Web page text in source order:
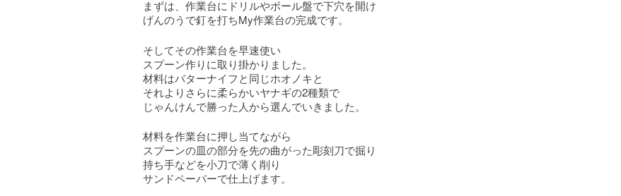
まずは、作業台にドリルやボール盤で下穴を開け
げんのうで釘を打ちMy作業台の完成です。
そしてその作業台を早速使い
スプーン作りに取り掛かりました。
材料はバターナイフと同じホオノキと
それよりさらに柔らかいヤナギの2種類で
じゃんけんで勝った人から選んでいきました。
材料を作業台に押し当てながら
スプーンの皿の部分を先の曲がった彫刻刀で掘り
持ち手などを小刀で薄く削り
サンドペーパーで仕上げます。